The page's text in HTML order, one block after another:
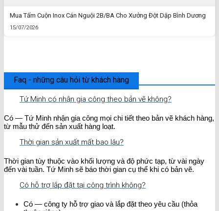
Mua Tấm Cuộn Inox Cán Nguội 2B/BA Cho Xưởng Đột Dập Bình Dương
15/07/2026
Faq - những câu hỏi từ khách hàng
Tứ Minh có nhận gia công theo bản vẽ không?
Có — Tứ Minh nhận gia công mọi chi tiết theo bản vẽ khách hàng,
từ mẫu thử đến sản xuất hàng loạt.
Thời gian sản xuất mất bao lâu?
Thời gian tùy thuộc vào khối lượng và độ phức tạp, từ vài ngày
đến vài tuần. Tứ Minh sẽ báo thời gian cụ thể khi có bản vẽ.
Có hỗ trợ lắp đặt tại công trình không?
Có — công ty hỗ trợ giao và lắp đặt theo yêu cầu (thỏa